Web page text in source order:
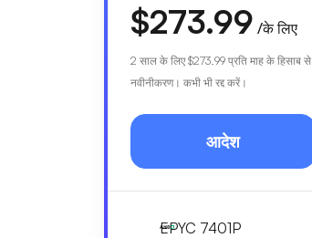
$273.99 /के लिए
2 साल के लिए $273.99 प्रति माह के हिसाब से
नवीनीकरण। कभी भी रद्द करें।
आदेश
EPYC 7401P